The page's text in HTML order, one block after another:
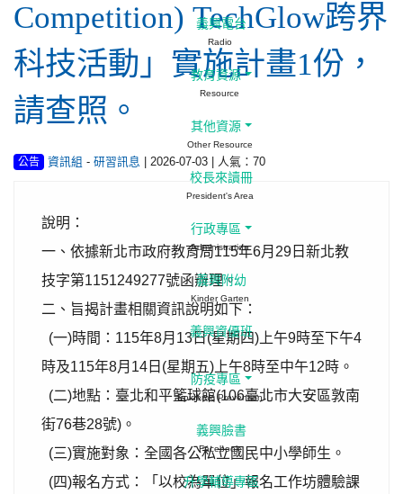
Competition) TechGlow跨界
科技活動」實施計畫1份，
請查照。
公告 資訊組 - 研習訊息 | 2026-07-03 | 人氣：70
說明：
一、依據新北市政府教育局115年6月29日新北教
技字第1151249277號函辦理。
二、旨揭計畫相關資訊說明如下：
(一)時間：115年8月13日(星期四)上午9時至下午4
時及115年8月14日(星期五)上午8時至中午12時。
(二)地點：臺北和平籃球館(106臺北市大安區敦南
街76巷28號)。
(三)實施對象：全國各公私立國民中小學師生。
(四)報名方式：「以校為單位」報名工作坊體驗課
義興電台
Radio
教育資源
Resource
其他資源
Other Resource
校長來讀冊
President's Area
行政專區
Administration
義興附幼
Kinder Garten
義興資優班
防疫專區
Epidemic Prevention
義興臉書
Facebook
升學輔導專區